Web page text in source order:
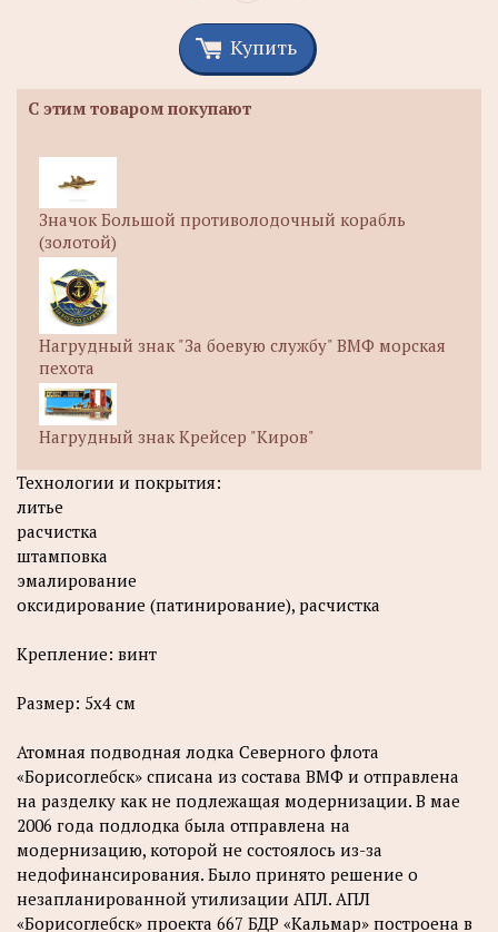
Купить
С этим товаром покупают
Значок Большой противолодочный корабль
(золотой)
Нагрудный знак "За боевую службу" ВМФ морская
пехота
Нагрудный знак Крейсер "Киров"
Технологии и покрытия:
литье
расчистка
штамповка
эмалирование
оксидирование (патинирование), расчистка
Крепление: винт
Размер: 5х4 см
Атомная подводная лодка Северного флота
«Борисоглебск» списана из состава ВМФ и отправлена
на разделку как не подлежащая модернизации. В мае
2006 года подлодка была отправлена на
модернизацию, которой не состоялось из-за
недофинансирования. Было принято решение о
незапланированной утилизации АПЛ. АПЛ
«Борисоглебск» проекта 667 БДР «Кальмар» построена в